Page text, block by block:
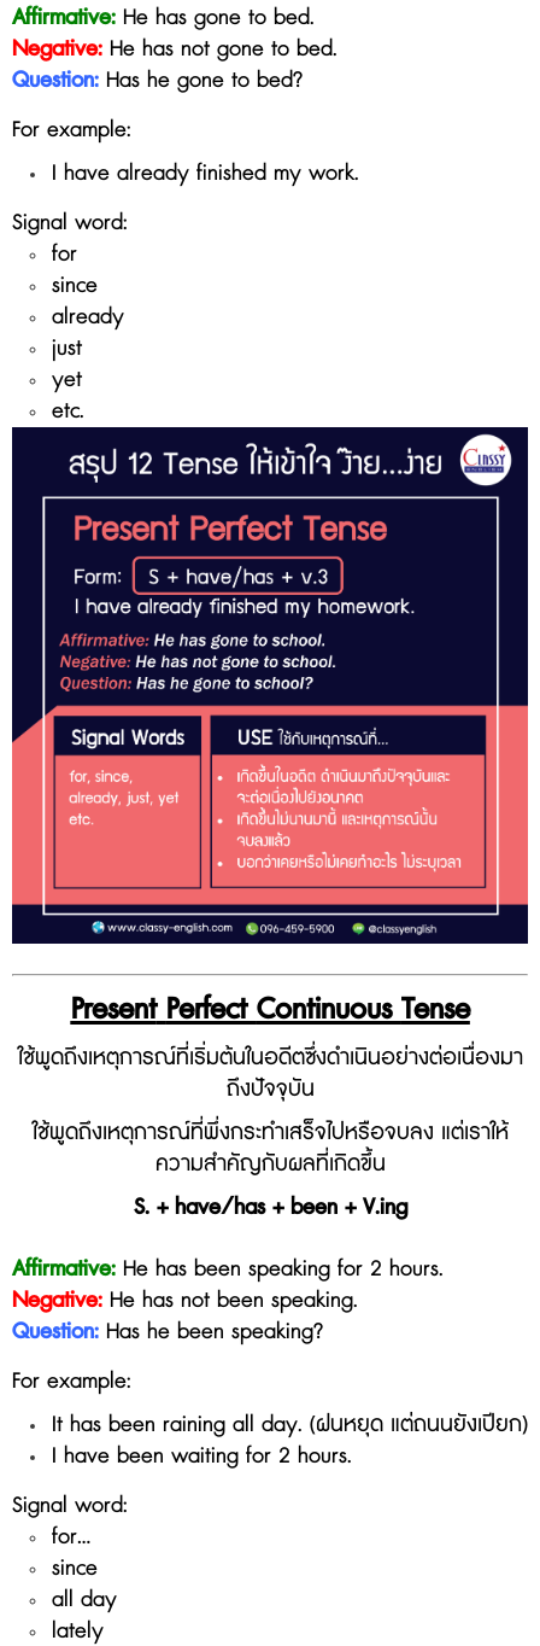
Affirmative: He has gone to bed.
Negative: He has not gone to bed.
Question: Has he gone to bed?
For example:
I have already finished my work.
Signal word:
for
since
already
just
yet
etc.
Present PerfectContinuousTense
ใช้พูดถึงเหตุการณ์ที่เริ่มต้นในอดีตซึ่งดำเนินอย่างต่อเนื่องมา
ถึงปัจจุบัน
ใช้พูดถึงเหตุการณ์ที่พึ่งกระทำเสร็จไปหรือจบลง แต่เราให้
ความสำคัญกับผลที่เกิดขึ้น
S. + have/has + been + V.ing
Affirmative: He has been speaking for 2 hours.
Negative: He has not been speaking.
Question: Has he been speaking?
For example:
It has been raining all day. (ฝนหยุด แต่ถนนยังเปียก)
I have been waiting for 2 hours.
Signal word:
for...
since
all day
lately